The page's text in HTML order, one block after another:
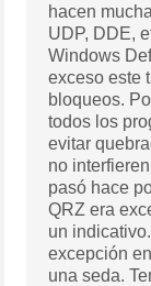
hacen
UDP, DDE,
Windows
exceso este
bloqueos.
todos los
evitar
no
pasó hace
QRZ era
un
excepción
una seda.